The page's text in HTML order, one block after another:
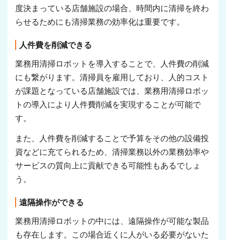
度決まっている店舗施設の場合、時間内に清掃を終わ
らせるためにも清掃業務の効率化は重要です。
人件費を削減できる
業務用清掃ロボットを導入することで、人件費の削減
にも繋がります。清掃員を雇用しており、人的コスト
が課題となっている店舗施設では、業務用清掃ロボッ
トの導入により人件費削減を実現することが可能で
す。
また、人件費を削減することで予算をその他の設備投
資などに充てられるため、清掃業務以外の業務効率や
サービスの質向上に貢献できる可能性もあるでしょ
う。
遠隔操作ができる
業務用清掃ロボットの中には、遠隔操作が可能な製品
も存在します。この場合近くに人がいる必要がないた